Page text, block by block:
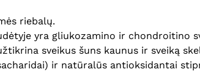
riebalų.
yra gliukozamino ir chondroitino
sveikus šuns kaunus ir sveiką
ir natūralūs antioksidantai